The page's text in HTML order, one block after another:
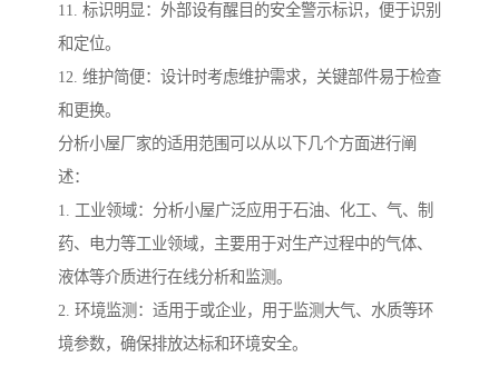
11. 标识明显：外部设有醒目的安全警示标识，便于识别
和定位。
12. 维护简便：设计时考虑维护需求，关键部件易于检查
和更换。
分析小屋厂家的适用范围可以从以下几个方面进行阐
述：
1. 工业领域：分析小屋广泛应用于石油、化工、气、制
药、电力等工业领域，主要用于对生产过程中的气体、
液体等介质进行在线分析和监测。
2. 环境监测：适用于或企业，用于监测大气、水质等环
境参数，确保排放达标和环境安全。